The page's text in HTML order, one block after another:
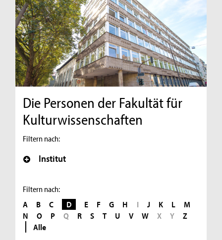
Die Personen der Fakultät für
Kulturwissenschaften
Filtern nach:
Institut
Filtern nach:
A B C D E F G H I J K L
M
N
O P Q R S T U V W X Y
Z
Alle